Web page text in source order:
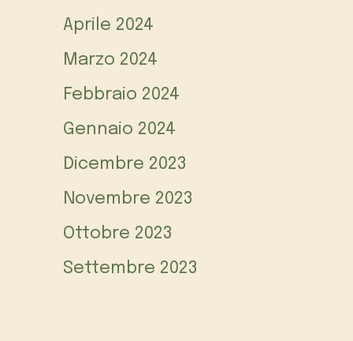
Aprile 2024
Marzo 2024
Febbraio 2024
Gennaio 2024
Dicembre 2023
Novembre 2023
Ottobre 2023
Settembre 2023